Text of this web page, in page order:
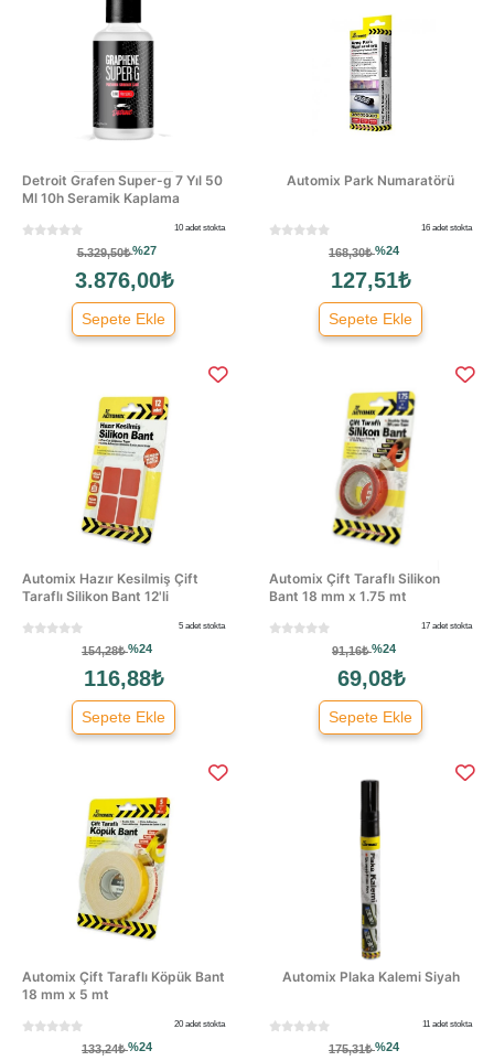
Detroit Grafen Super-g 7 Yıl 50
Ml 10h Seramik Kaplama
10 adet stokta
5.329,50₺%27
3.876,00₺
Sepete Ekle
Automix Park Numaratörü
16 adet stokta
168,30₺%24
127,51₺
Sepete Ekle
Automix Hazır Kesilmiş Çift
Taraflı Silikon Bant 12'li
5 adet stokta
154,28₺%24
116,88₺
Sepete Ekle
Automix Çift Taraflı Silikon
Bant 18 mm x 1.75 mt
17 adet stokta
91,16₺%24
69,08₺
Sepete Ekle
Automix Çift Taraflı Köpük Bant
18 mm x 5 mt
20 adet stokta
133,24₺%24
Automix Plaka Kalemi Siyah
11 adet stokta
175,31₺%24